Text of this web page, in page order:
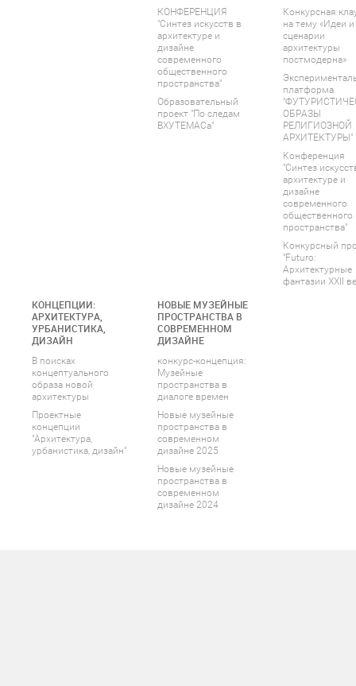
КОНФЕРЕНЦИЯ
"Синтез искусств в
архитектуре и
дизайне
современного
общественного
пространства"
Образовательный
проект "По следам
ВХУТЕМАСа"
Конкурсная
на тему «Идеи и
сценарии
архитектуры
постмодерна»
платформа
ОБРАЗЫ
РЕЛИГИОЗНОЙ
АРХИТЕКТУРЫ"
Конференция
"Синтез
архитектуре и
дизайне
современного
общественного
пространства"
Конкурсный
"Futuro:
Архитектурные
фантазии XXII
КОНЦЕПЦИИ:
АРХИТЕКТУРА,
УРБАНИСТИКА,
ДИЗАЙН
В поисках
концептуального
образа новой
архитектуры
Проектные
концепции
"Архитектура,
урбанистика, дизайн"
НОВЫЕ МУЗЕЙНЫЕ
ПРОСТРАНСТВА В
СОВРЕМЕННОМ
ДИЗАЙНЕ
конкурс-концепция:
Музейные
пространства в
диалоге времен
Новые музейные
пространства в
современном
дизайне 2025
Новые музейные
пространства в
современном
дизайне 2024